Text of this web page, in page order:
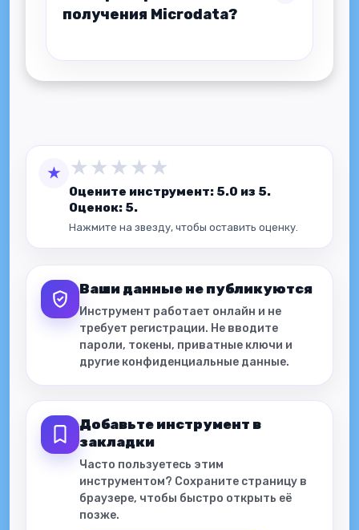
получения Microdata?
★ ★ ★ ★ ★ ★
Оцените инструмент: 5.0 из 5.
Оценок: 5.
Нажмите на звезду, чтобы оставить оценку.
Ваши данные не публикуются
Инструмент работает онлайн и не
требует регистрации. Не вводите
пароли, токены, приватные ключи и
другие конфиденциальные данные.
Добавьте инструмент в
закладки
Часто пользуетесь этим
инструментом? Сохраните страницу в
браузере, чтобы быстро открыть её
позже.